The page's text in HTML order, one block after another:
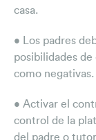
casa.
• Los padres
posibilidades
como negativas.
• Activar el
control de la
del padre o